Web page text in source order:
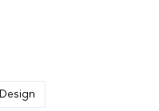
Design